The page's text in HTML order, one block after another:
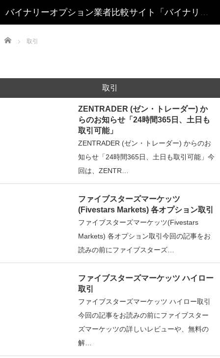
Home 取引
取引
ZENTRADER (ゼン・トレーダー) か
らのお知らせ「24時間365日、土日も
取引可能」
ZENTRADER (ゼン・トレーダー) からのお
知らせ「24時間365日、土日も取引可能」今
回は、ZENTR…
ファイブスターズマーケッツ
(Fivestars Markets) 各オプション取引
ファイブスターズマーケッツ(Fivestars
Markets) 各オプション取引今回の記事をお
読みの前にファイブスターズ…
ファイブスターズマーケッツ ハイロー
取引
ファイブスターズマーケッツ ハイロー取引
今回の記事をお読みの前にファイブスター
ズマーケッツの詳しいレビューや、無料の
解…